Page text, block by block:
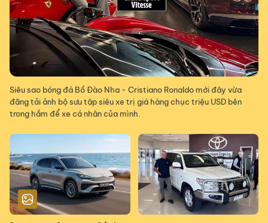
Siêu sao bóng đá Bồ Đào Nha - Cristiano Ronaldo mới đây vừa
đăng tải ảnh bộ sưu tập siêu xe trị giá hàng chục triệu USD bên
trong hầm để xe cá nhân của mình.